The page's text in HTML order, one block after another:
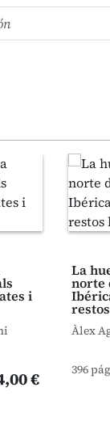
i
€
La
norte
Àlex
396